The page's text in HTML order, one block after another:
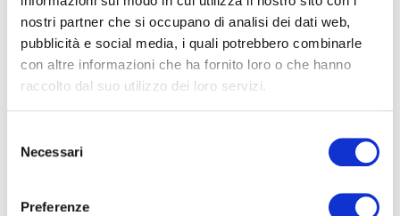
nostri partner che si occupano di analisi dei dati web,
pubblicità e social media, i quali potrebbero combinarle
con altre informazioni che ha fornito loro o che hanno
raccolto dal suo utilizzo dei loro servizi.
Necessari
Preferenze
WRITE A REPLY OR COMMENT
Il tuo indirizzo email non sarà pubblicato. I campi
obbligatori sono contrassegnati